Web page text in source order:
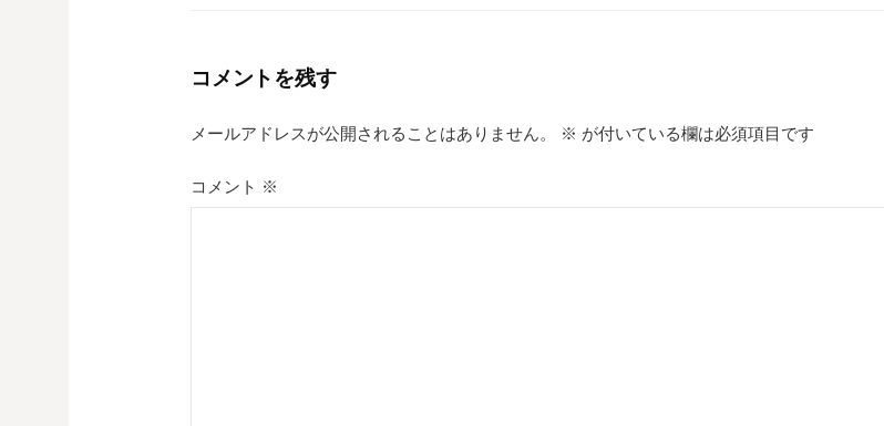
コメントを残す
メールアドレスが公開されることはありません。 ※ が付いている欄は必須項目です
コメント ※